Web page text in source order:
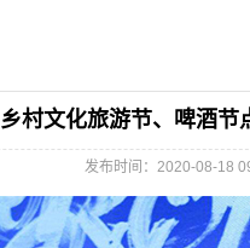
乡村文化旅游节、啤酒节
发布时间：2020-08-18